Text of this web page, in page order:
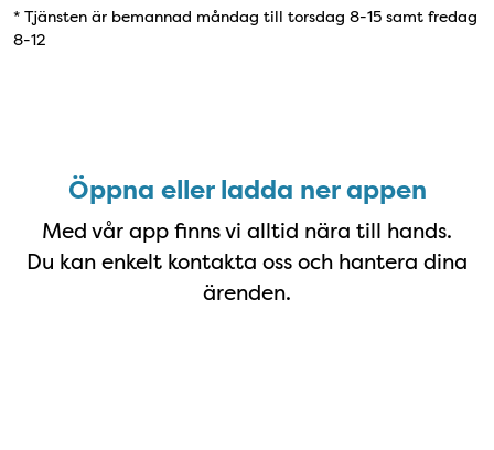
* Tjänsten är bemannad måndag till torsdag 8-15 samt fredag
8-12
Ladda ner appen
Öppna eller ladda ner appen
Med vår app finns vi alltid nära till hands.
Du kan enkelt kontakta oss och hantera dina
ärenden.